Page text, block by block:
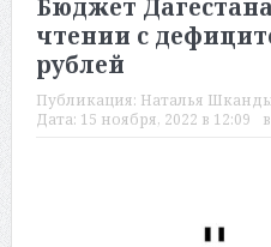
Бюджет
чтении с
рублей
Публикация: Наталья
Дата: 15 ноября, 2022 в 12:09